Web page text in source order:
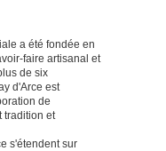
a été fondée en
faire artisanal et
de six
d'Arce est
de
tradition et
s'étendent sur